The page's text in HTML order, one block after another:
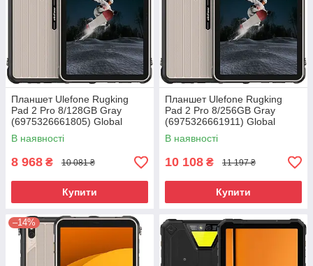
Планшет Ulefone Rugking
Pad 2 Pro 8/128GB Gray
(6975326661805) Global
version
В наявності
8 968 ₴ 10 081 ₴
Купити
Планшет Ulefone Rugking
Pad 2 Pro 8/256GB Gray
(6975326661911) Global
version
В наявності
10 108 ₴ 11 197 ₴
Купити
–14%